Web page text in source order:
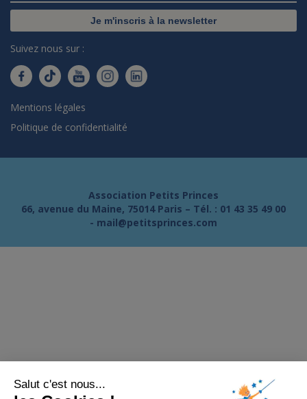
Salut c'est nous...
Je m'inscris à la newsletter
Suivez nous sur :
Mentions légales
Politique de confidentialité
Association Petits Princes
66, avenue du Maine, 75014 Paris – Tél. : 01 43 35 49 00
- mail@petitsprinces.com